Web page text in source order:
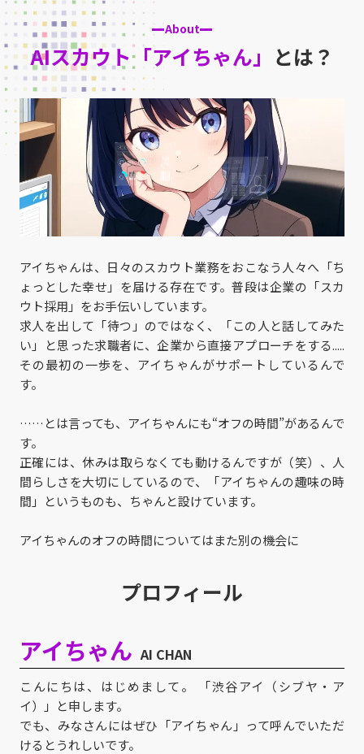
About
AIスカウト「アイちゃん」 とは？
アイちゃんは、日々のスカウト業務をおこなう人々へ「ち
ょっとした幸せ」を届ける存在です。普段は企業の「スカ
ウト採用」をお手伝いしています。
求人を出して「待つ」のではなく、「この人と話してみた
い」と思った求職者に、企業から直接アプローチをする.....
その最初の一歩を、アイちゃんがサポートしているんで
す。
……とは言っても、アイちゃんにも“オフの時間”があるんで
す。
正確には、休みは取らなくても動けるんですが（笑）、人
間らしさを大切にしているので、「アイちゃんの趣味の時
間」というものも、ちゃんと設けています。
アイちゃんのオフの時間についてはまた別の機会に
プロフィール
アイちゃん AI CHAN
こんにちは、はじめまして。 「渋谷アイ（シブヤ・ア
イ）」と申します。
でも、みなさんにはぜひ「アイちゃん」って呼んでいただ
けるとうれしいです。